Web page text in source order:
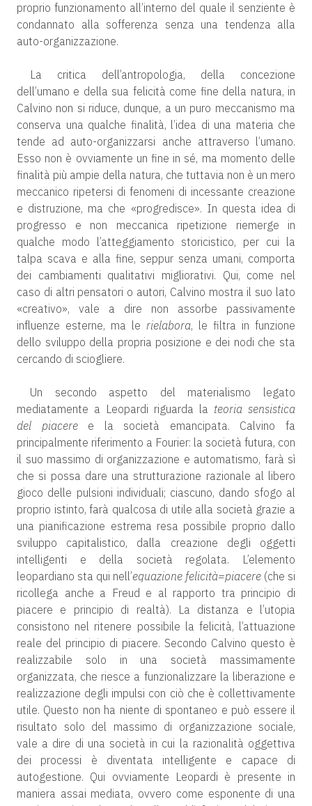
proprio funzionamento all’interno del quale il senziente è
condannato alla sofferenza senza una tendenza alla
auto-organizzazione.
La critica dell’antropologia, della concezione
dell’umano e della sua felicità come fine della natura, in
Calvino non si riduce, dunque, a un puro meccanismo ma
conserva una qualche finalità, l’idea di una materia che
tende ad auto-organizzarsi anche attraverso l’umano.
Esso non è ovviamente un fine in sé, ma momento delle
finalità più ampie della natura, che tuttavia non è un mero
meccanico ripetersi di fenomeni di incessante creazione
e distruzione, ma che «progredisce». In questa idea di
progresso e non meccanica ripetizione riemerge in
qualche modo l’atteggiamento storicistico, per cui la
talpa scava e alla fine, seppur senza umani, comporta
dei cambiamenti qualitativi migliorativi. Qui, come nel
caso di altri pensatori o autori, Calvino mostra il suo lato
«creativo», vale a dire non assorbe passivamente
influenze esterne, ma le rielabora, le filtra in funzione
dello sviluppo della propria posizione e dei nodi che sta
cercando di sciogliere.
Un secondo aspetto del materialismo legato
mediatamente a Leopardi riguarda la teoria sensistica
del piaceree la società emancipata. Calvino fa
principalmente riferimento a Fourier: la società futura, con
il suo massimo di organizzazione e automatismo, farà sì
che si possa dare una strutturazione razionale al libero
gioco delle pulsioni individuali; ciascuno, dando sfogo al
proprio istinto, farà qualcosa di utile alla società grazie a
una pianificazione estrema resa possibile proprio dallo
sviluppo capitalistico, dalla creazione degli oggetti
intelligenti e della società regolata. L’elemento
leopardiano sta qui nell’equazione felicità=piacere (che si
ricollega anche a Freud e al rapporto tra principio di
piacere e principio di realtà). La distanza e l’utopia
consistono nel ritenere possibile la felicità, l’attuazione
reale del principio di piacere. Secondo Calvino questo è
realizzabile solo in una società massimamente
organizzata, che riesce a funzionalizzare la liberazione e
realizzazione degli impulsi con ciò che è collettivamente
utile. Questo non ha niente di spontaneo e può essere il
risultato solo del massimo di organizzazione sociale,
vale a dire di una società in cui la razionalità oggettiva
dei processi è diventata intelligente e capace di
autogestione. Qui ovviamente Leopardi è presente in
maniera assai mediata, ovvero come esponente di una